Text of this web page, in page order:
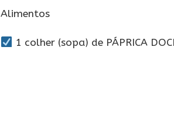
Alimentos
1 colher (sopa) de PÁPRICA